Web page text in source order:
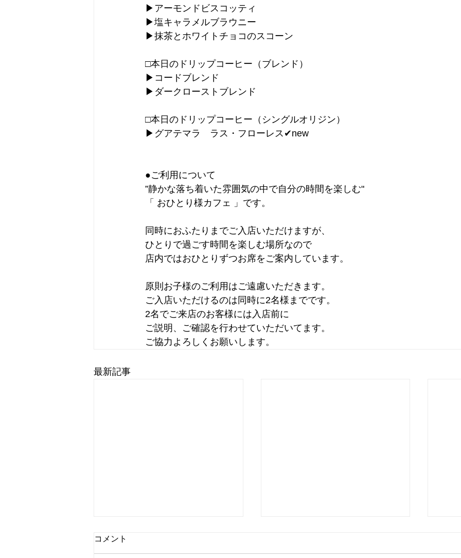
▶︎アーモンドビスコッティ
▶︎塩キャラメルブラウニー
▶︎抹茶とホワイトチョコのスコーン
□本日のドリップコーヒー（ブレンド）
▶︎コードブレンド
▶︎ダークローストブレンド
□本日のドリップコーヒー（シングルオリジン）
▶︎グアテマラ　ラス・フローレス✔︎new
●ご利用について
”静かな落ち着いた雰囲気の中で自分の時間を楽しむ"
「 おひとり様カフェ 」です。
同時におふたりまでご入店いただけますが、
ひとりで過ごす時間を楽しむ場所なので
店内ではおひとりずつお席をご案内しています。
原則お子様のご利用はご遠慮いただきます。
ご入店いただけるのは同時に2名様までです。
2名でご来店のお客様には入店前に
ご説明、ご確認を行わせていただいてます。
ご協力よろしくお願いします。
最新記事
コメント